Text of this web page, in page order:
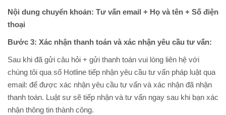
Nội dung chuyển khoản: Tư vấn email + Họ và tên + Số điện
thoại
Bước 3: Xác nhận thanh toán và xác nhận yêu cầu tư vấn:
Sau khi đã gửi câu hỏi + gửi thanh toán vui lòng liên hệ với
chúng tôi qua số Hotline tiếp nhận yêu cầu tư vấn pháp luật qua
email: để được xác nhận yêu cầu tư vấn và xác nhận đã nhận
thanh toán. Luật sư sẽ tiếp nhận và tư vấn ngay sau khi bạn xác
nhận thông tin thành công.